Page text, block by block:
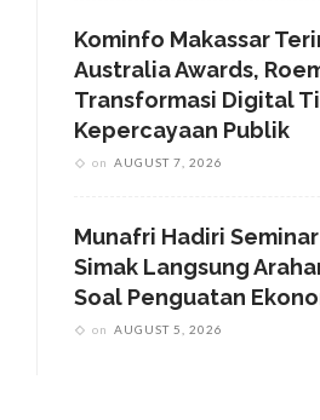
Kominfo Makassar
Australia Awards,
Transformasi Digital
Kepercayaan Publik
on AUGUST 7, 2026
Munafri Hadiri Seminar
Simak Langsung
Soal Penguatan
on AUGUST 5, 2026